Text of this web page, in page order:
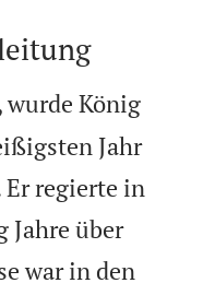
wurde König
Jahr
Er regierte in
Jahre über
war in den